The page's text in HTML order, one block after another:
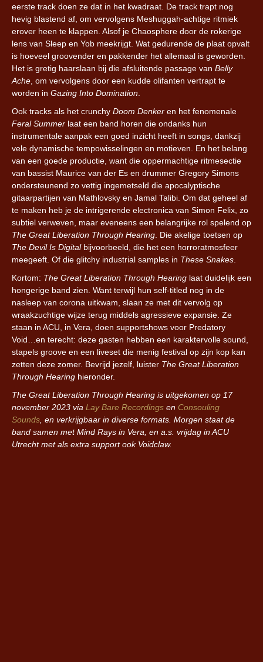
eerste track doen ze dat in het kwadraat. De track trapt nog
hevig blastend af, om vervolgens Meshuggah-achtige ritmiek
erover heen te klappen. Alsof je Chaosphere door de rokerige
lens van Sleep en Yob meekrijgt. Wat gedurende de plaat opvalt
is hoeveel groovender en pakkender het allemaal is geworden.
Het is gretig haarslaan bij die afsluitende passage van Belly
Ache, om vervolgens door een kudde olifanten vertrapt te
worden in Gazing Into Domination.
Ook tracks als het crunchy Doom Denker en het fenomenale
Feral Summer laat een band horen die ondanks hun
instrumentale aanpak een goed inzicht heeft in songs, dankzij
vele dynamische tempowisselingen en motieven. En het belang
van een goede productie, want die oppermachtige ritmesectie
van bassist Maurice van der Es en drummer Gregory Simons
ondersteunend zo vettig ingemetseld die apocalyptische
gitaarpartijen van Mathlovsky en Jamal Talibi. Om dat geheel af
te maken heb je de intrigerende electronica van Simon Felix, zo
subtiel verweven, maar eveneens een belangrijke rol spelend op
The Great Liberation Through Hearing. Die akelige toetsen op
The Devil Is Digitalbijvoorbeeld, die het een horroratmosfeer
meegeeft. Of die glitchy industrial samples in These Snakes.
Kortom: The Great Liberation Through Hearing laat duidelijk een
hongerige band zien. Want terwijl hun self-titled nog in de
nasleep van corona uitkwam, slaan ze met dit vervolg op
wraakzuchtige wijze terug middels agressieve expansie. Ze
staan in ACU, in Vera, doen supportshows voor Predatory
Void…en terecht: deze gasten hebben een karaktervolle sound,
stapels groove en een liveset die menig festival op zijn kop kan
zetten deze zomer. Bevrijd jezelf, luister The Great Liberation
Through Hearing hieronder.
The Great Liberation Through Hearing is uitgekomen op 17
november 2023 via Lay Bare Recordings en Consouling
Sounds, en verkrijgbaar in diverse formats. Morgen staat de
band samen met Mind Rays in Vera, en a.s. vrijdag in ACU
Utrecht met als extra support ook Voidclaw.